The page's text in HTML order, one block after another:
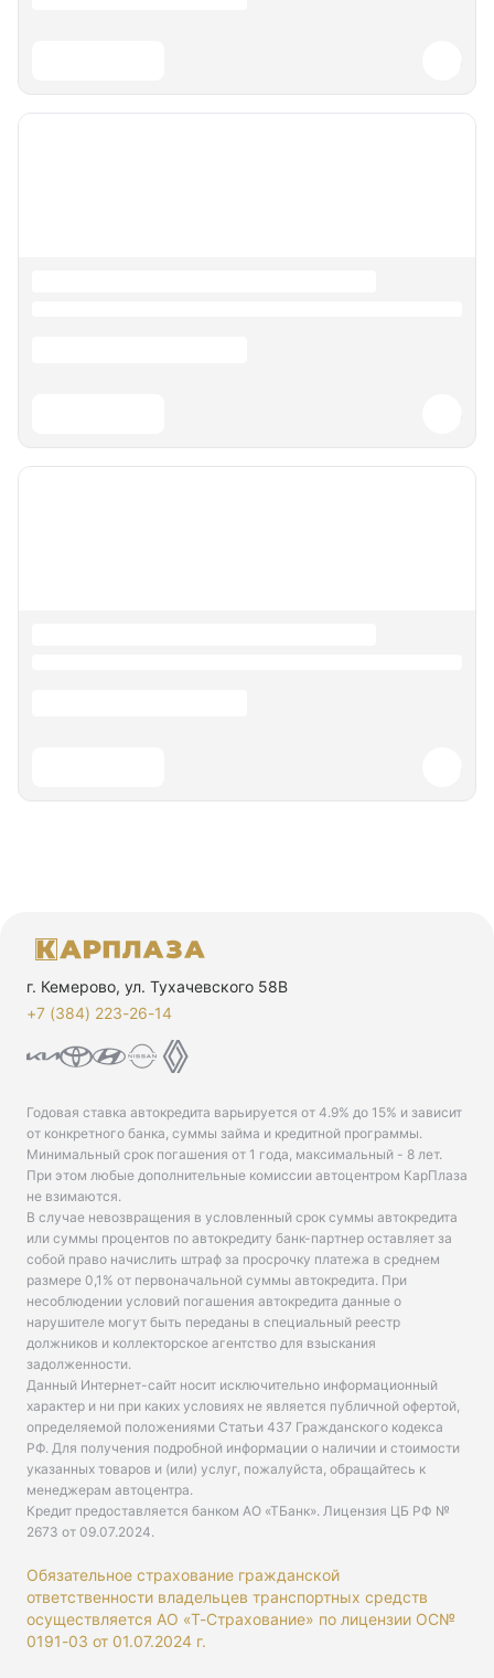
г. Кемерово, ул. Тухачевского 58В
+7 (384) 223-26-14‬
Годовая ставка автокредита варьируется от 4.9% до 15% и зависит
от конкретного банка, суммы займа и кредитной программы.
Минимальный срок погашения от 1 года, максимальный - 8 лет.
При этом любые дополнительные комиссии автоцентром КарПлаза
не взимаются.
В случае невозвращения в условленный срок суммы автокредита
или суммы процентов по автокредиту банк-партнер оставляет за
собой право начислить штраф за просрочку платежа в среднем
размере 0,1% от первоначальной суммы автокредита. При
несоблюдении условий погашения автокредита данные о
нарушителе могут быть переданы в специальный реестр
должников и коллекторское агентство для взыскания
задолженности.
Данный Интернет-сайт носит исключительно информационный
характер и ни при каких условиях не является публичной офертой,
определяемой положениями Статьи 437 Гражданского кодекса
РФ. Для получения подробной информации о наличии и стоимости
указанных товаров и (или) услуг, пожалуйста, обращайтесь к
менеджерам автоцентра.
Кредит предоставляется банком АО «ТБанк». Лицензия ЦБ РФ №
2673 от 09.07.2024.
Обязательное страхование гражданской
ответственности владельцев транспортных средств
осуществляется АО «Т-Страхование» по лицензии ОС№
0191-03 от 01.07.2024 г.